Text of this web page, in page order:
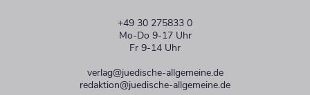
+49 30 275833 0
Mo-Do 9-17 Uhr
Fr 9-14 Uhr
verlag@juedische-allgemeine.de
redaktion@juedische-allgemeine.de